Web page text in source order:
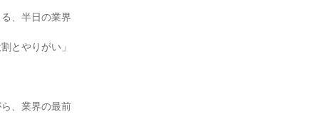
、半日の業界
とやりがい」
、業界の最前